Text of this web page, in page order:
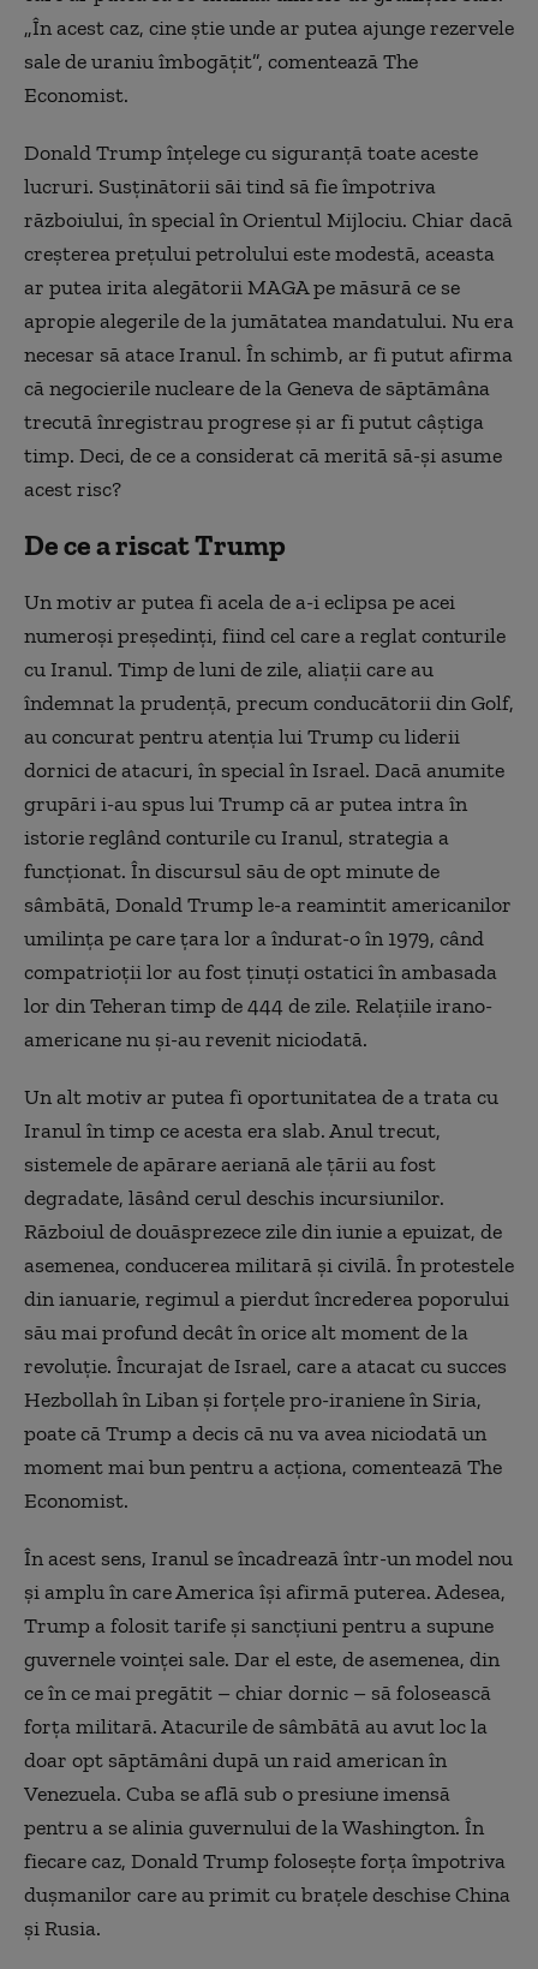
„În acest caz, cine știe unde ar putea ajunge rezervele
sale de uraniu îmbogățit”, comentează The
Economist.
Donald Trump înțelege cu siguranță toate aceste
lucruri. Susținătorii săi tind să fie împotriva
războiului, în special în Orientul Mijlociu. Chiar dacă
creșterea prețului petrolului este modestă, aceasta
ar putea irita alegătorii MAGA pe măsură ce se
apropie alegerile de la jumătatea mandatului. Nu era
necesar să atace Iranul. În schimb, ar fi putut afirma
că negocierile nucleare de la Geneva de săptămâna
trecută înregistrau progrese și ar fi putut câștiga
timp. Deci, de ce a considerat că merită să-și asume
acest risc?
De ce a riscat Trump
Un motiv ar putea fi acela de a-i eclipsa pe acei
numeroși președinți, fiind cel care a reglat conturile
cu Iranul. Timp de luni de zile, aliații care au
îndemnat la prudență, precum conducătorii din Golf,
au concurat pentru atenția lui Trump cu liderii
dornici de atacuri, în special în Israel. Dacă anumite
grupări i-au spus lui Trump că ar putea intra în
istorie reglând conturile cu Iranul, strategia a
funcționat. În discursul său de opt minute de
sâmbătă, Donald Trump le-a reamintit americanilor
umilința pe care țara lor a îndurat-o în 1979, când
compatrioții lor au fost ținuți ostatici în ambasada
lor din Teheran timp de 444 de zile. Relațiile irano-
americane nu și-au revenit niciodată.
Un alt motiv ar putea fi oportunitatea de a trata cu
Iranul în timp ce acesta era slab. Anul trecut,
sistemele de apărare aeriană ale țării au fost
degradate, lăsând cerul deschis incursiunilor.
Războiul de douăsprezece zile din iunie a epuizat, de
asemenea, conducerea militară și civilă. În protestele
din ianuarie, regimul a pierdut încrederea poporului
său mai profund decât în orice alt moment de la
revoluție. Încurajat de Israel, care a atacat cu succes
Hezbollah în Liban și forțele pro-iraniene în Siria,
poate că Trump a decis că nu va avea niciodată un
moment mai bun pentru a acționa, comentează The
Economist.
În acest sens, Iranul se încadrează într-un model nou
și amplu în care America își afirmă puterea. Adesea,
Trump a folosit tarife și sancțiuni pentru a supune
guvernele voinței sale. Dar el este, de asemenea, din
ce în ce mai pregătit – chiar dornic – să folosească
forța militară. Atacurile de sâmbătă au avut loc la
doar opt săptămâni după un raid american în
Venezuela. Cuba se află sub o presiune imensă
pentru a se alinia guvernului de la Washington. În
fiecare caz, Donald Trump folosește forța împotriva
dușmanilor care au primit cu brațele deschise China
și Rusia.